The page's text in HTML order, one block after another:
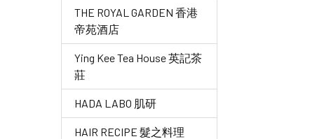
THE ROYAL GARDEN 香港
帝苑酒店
Ying Kee Tea House 英記茶
莊
HADA LABO 肌研
HAIR RECIPE 髮之料理